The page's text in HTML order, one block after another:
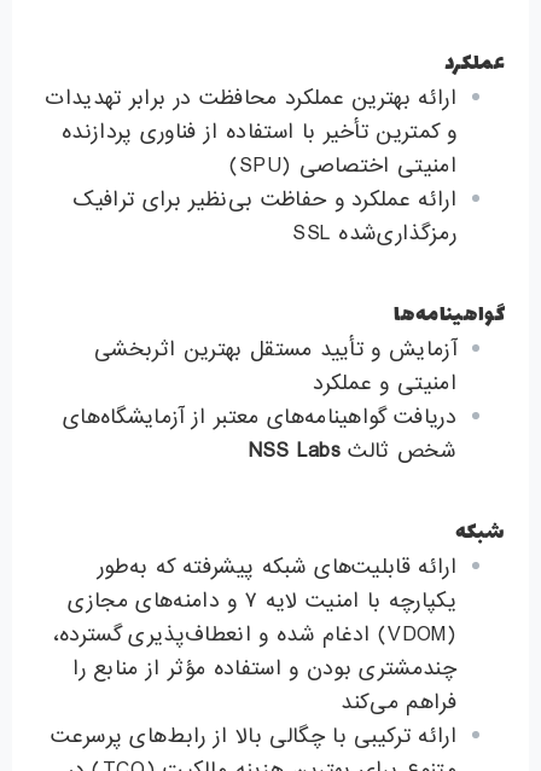
عملکرد
ارائه بهترین عملکرد محافظت در برابر تهدیدات
و کمترین تأخیر با استفاده از فناوری پردازنده
امنیتی اختصاصی (SPU)
ارائه عملکرد و حفاظت بی‌نظیر برای ترافیک
رمزگذاری‌شده SSL
گواهینامه‌ها
آزمایش و تأیید مستقل بهترین اثربخشی
امنیتی و عملکرد
دریافت گواهینامه‌های معتبر از آزمایشگاه‌های
شخص ثالث NSS Labs
شبکه
ارائه قابلیت‌های شبکه پیشرفته که به‌طور
یکپارچه با امنیت لایه ۷ و دامنه‌های مجازی
(VDOM) ادغام شده و انعطاف‌پذیری گسترده،
چندمشتری بودن و استفاده مؤثر از منابع را
فراهم می‌کند
ارائه ترکیبی با چگالی بالا از رابط‌های پرسرعت